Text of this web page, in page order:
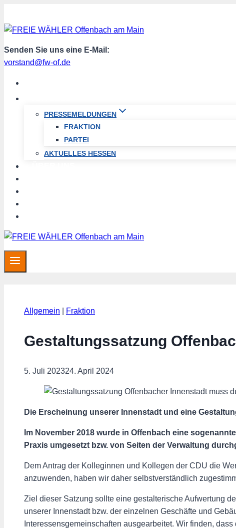
Inhalt
springen
Senden Sie uns eine E-Mail:
vorstand@fw-of.de
PRESSEMELDUNGEN
FRAKTION
PARTEI
AKTUELLES HESSEN
Allgemein Fraktion
Gestaltungssatzung
5. Juli 202324. April 2024
Die Erscheinung unserer Innenstadt und eine
Im November 2018 wurde in Offenbach eine
Praxis umgesetzt bzw. von Seiten der Verwaltung
Dem Antrag der Kolleginnen und Kollegen der CDU die
anzuwenden, haben wir daher selbstverständlich
Ziel dieser Satzung sollte eine gestalterische Aufwertung
unserer Innenstadt bzw. der einzelnen Geschäfte und
Interessensgemeinschaften ausgearbeitet. Wir finden,